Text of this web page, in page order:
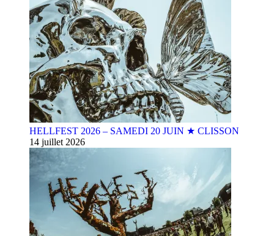
HELLFEST 2026 – SAMEDI 20 JUIN ★ CLISSON
14 juillet 2026